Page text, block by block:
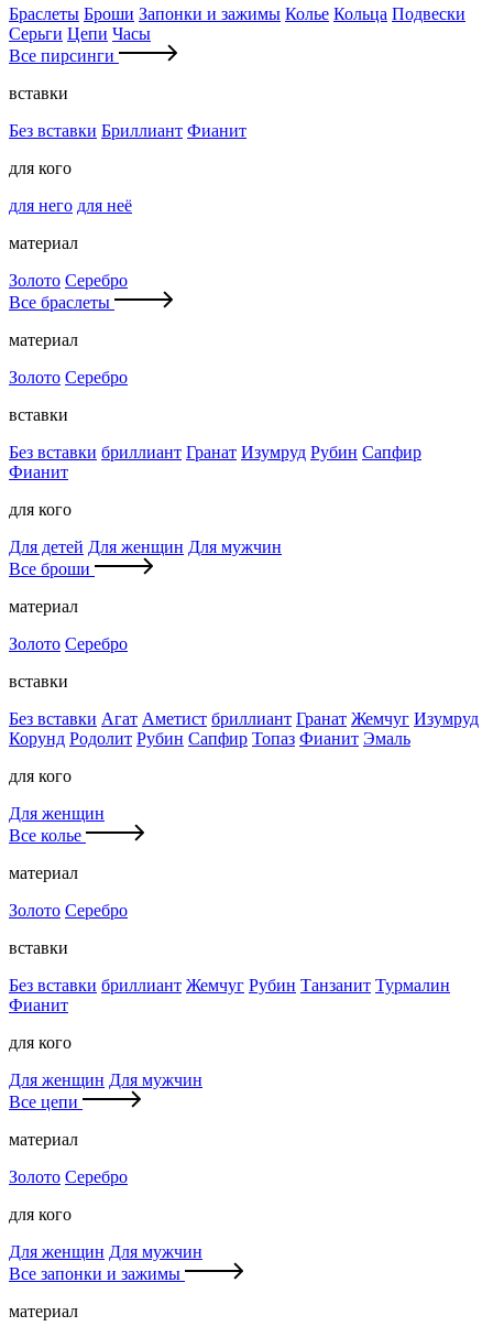
Браслеты Броши Запонки и зажимы Колье Кольца Подвески
Серьги Цепи Часы
Все пирсинги
вставки
Без вставки Бриллиант Фианит
для кого
для него для неё
материал
Золото Серебро
Все браслеты
материал
Золото Серебро
вставки
Без вставки бриллиант Гранат Изумруд Рубин Сапфир
Фианит
для кого
Для детей Для женщин Для мужчин
Все броши
материал
Золото Серебро
вставки
Без вставки Агат Аметист бриллиант Гранат Жемчуг Изумруд
Корунд Родолит Рубин Сапфир Топаз Фианит Эмаль
для кого
Для женщин
Все колье
материал
Золото Серебро
вставки
Без вставки бриллиант Жемчуг Рубин Танзанит Турмалин
Фианит
для кого
Для женщин Для мужчин
Все цепи
материал
Золото Серебро
для кого
Для женщин Для мужчин
Все запонки и зажимы
материал